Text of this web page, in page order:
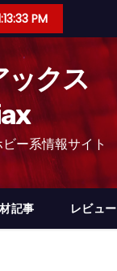
PM
ックス
ー系情報サイト
記事 レビュー